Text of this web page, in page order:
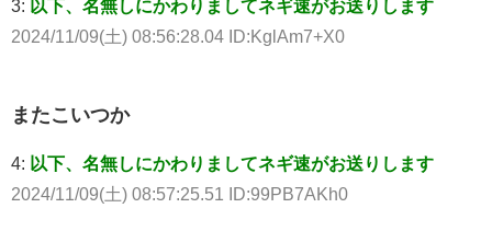
3: 以下、名無しにかわりましてネギ速がお送りします
2024/11/09(土) 08:56:28.04 ID:KglAm7+X0
またこいつか
4: 以下、名無しにかわりましてネギ速がお送りします
2024/11/09(土) 08:57:25.51 ID:99PB7AKh0